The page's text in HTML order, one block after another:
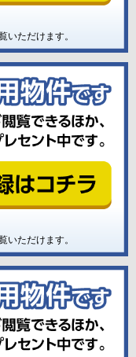
いただけます。
いただけます。